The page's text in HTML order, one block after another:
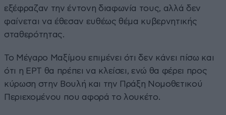
εξέφραζαν την έντονη διαφωνία τους, αλλά δεν
φαίνεται να έθεσαν ευθέως θέμα κυβερνητικής
σταθερότητας.
Το Μέγαρο Μαξίμου επιμένει ότι δεν κάνει πίσω και
ότι η ΕΡΤ θα πρέπει να κλείσει, ενώ θα φέρει προς
κύρωση στην Βουλή και την Πράξη Νομοθετικού
Περιεχομένου που αφορά το λουκέτο.